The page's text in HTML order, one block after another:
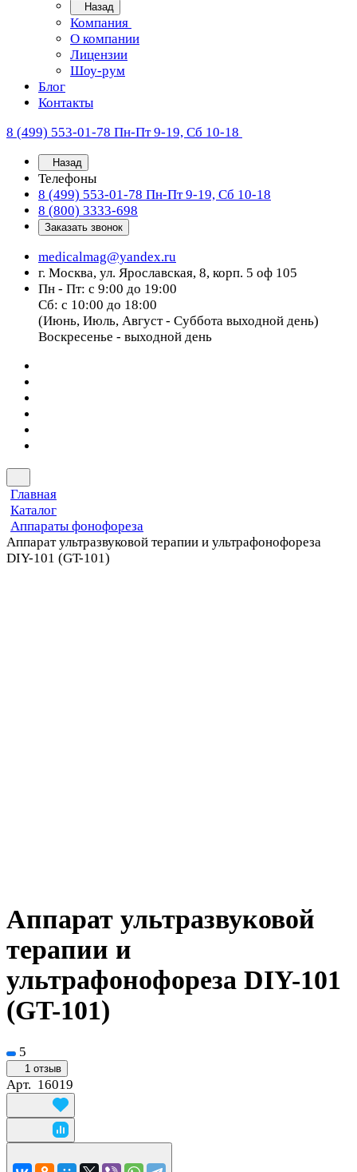
Назад
Компания
О компании
Лицензии
Шоу-рум
Блог
Контакты
8 (499) 553-01-78 Пн-Пт 9-19, Сб 10-18
Назад
Телефоны
8 (499) 553-01-78 Пн-Пт 9-19, Сб 10-18
8 (800) 3333-698
Заказать звонок
medicalmag@yandex.ru
г. Москва, ул. Ярославская, 8, корп. 5 оф 105
Пн - Пт: с 9:00 до 19:00
Сб: с 10:00 до 18:00
(Июнь, Июль, Август - Суббота выходной день)
Воскресенье - выходной день
Главная
Каталог
Аппараты фонофореза
Аппарат ультразвуковой терапии и ультрафонофореза
DIY-101 (GT-101)
Аппарат ультразвуковой
терапии и
ультрафонофореза DIY-101
(GT-101)
5
1 отзыв
Арт. 16019